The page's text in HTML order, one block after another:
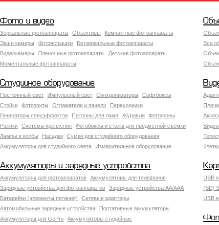
Фото и видео
Зеркальные фотоаппараты Объективы
Компактные фотоаппараты
Экшн камеры
Фотовспышки
Беззеркальные фотоаппараты
Видеокамеры
Пленочные фотоаппараты
Детские фотоаппараты
Моментальные фотоаппараты
Все
Студийное оборудование
Постоянный свет Импульсный свет Синхронизаторы
Софтбоксы
Стойки
Фотозонты Отражатели и панели
Переходники
Генераторы спецэффектов
Патроны для ламп Журавли
Фотофоны
Ролики
Системы крепления
Фотобоксы и столы для предметной съемки
Лампы и колбы
Насадки
Сумки для студийного оборудования
Аккумуляторы для студийного света
Измерительное оборудование
Аккумуляторы и зарядные устройства
Аккумуляторы для фотоаппаратов
Аккумуляторы для телефонов
Зарядные устройства для фотоаппаратов
Зарядные устройства AA/AAA
Батарейки (элементы питания)
Сетевые адаптеры
Автомобильные зарядные устройства
Портативные аккумуляторы
Аккумуляторы для GoPro
Аккумуляторы студийные
USB
(SD)
USB